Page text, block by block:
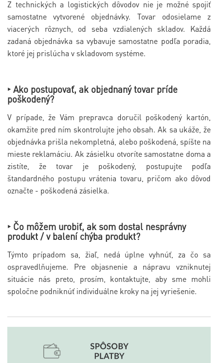
Z technických a logistických dôvodov nie je možné spojiť
samostatne vytvorené objednávky. Tovar odosielame z
viacerých rôznych, od seba vzdialených skladov. Každá
zadaná objednávka sa vybavuje samostatne podľa poradia,
ktoré jej prislúcha v skladovom systéme.
‣ Ako postupovať, ak objednaný tovar príde
poškodený?
V prípade, že Vám prepravca doručil poškodený kartón,
okamžite pred ním skontrolujte jeho obsah. Ak sa ukáže, že
objednávka prišla nekompletná, alebo poškodená, spíšte na
mieste reklamáciu. Ak zásielku otvoríte samostatne doma a
zistíte, že tovar je poškodený, postupujte podľa
štandardného postupu vrátenia tovaru, pričom ako dôvod
označte - poškodená zásielka.
‣ Čo môžem urobiť, ak som dostal nesprávny
produkt / v balení chýba produkt?
Týmto prípadom sa, žiaľ, nedá úplne vyhnúť, za čo sa
ospravedlňujeme. Pre objasnenie a nápravu vzniknutej
situácie nás preto, prosím, kontaktujte, aby sme mohli
spoločne podniknúť individuálne kroky na jej vyriešenie.